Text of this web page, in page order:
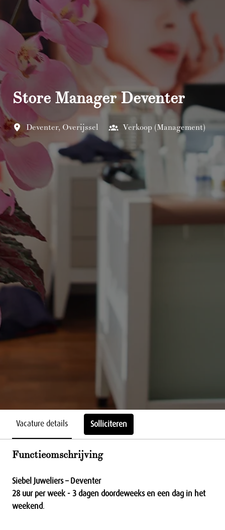
Store Manager Deventer
Deventer, Overijssel Verkoop (Management)
Vacature details Solliciteren
Functieomschrijving
Siebel Juweliers – Deventer
28 uur per week - 3 dagen doordeweeks en een dag in het
weekend.